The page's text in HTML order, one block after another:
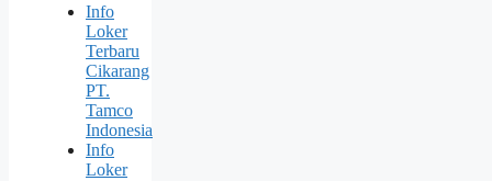
Info
Loker
Terbaru
Cikarang
PT.
Tamco
Indonesia
Info
Loker